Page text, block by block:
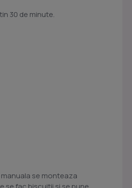
30 de minute.
se monteaza